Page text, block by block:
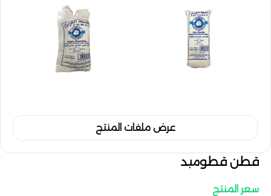
عرض ملفات المنتج
قطن قطوميد
سعر المنتج